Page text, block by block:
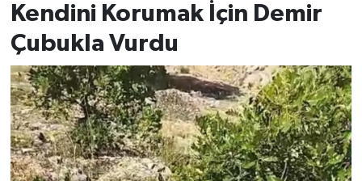
Kendini Korumak İçin Demir
Çubukla Vurdu